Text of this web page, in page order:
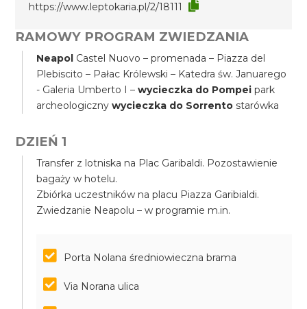
https://www.leptokaria.pl/2/18111
RAMOWY PROGRAM ZWIEDZANIA
Neapol Castel Nuovo – promenada – Piazza del
Plebiscito – Pałac Królewski – Katedra św. Januarego
- Galeria Umberto I –wycieczka do Pompeipark
archeologicznywycieczka do Sorrento starówka
DZIEŃ 1
Transfer z lotniska na Plac Garibaldi. Pozostawienie
bagaży w hotelu.
Zbiórka uczestników na placu Piazza Garibialdi.
Zwiedzanie Neapolu – w programie m.in.
Porta Nolana średniowieczna brama
Via Norana ulica